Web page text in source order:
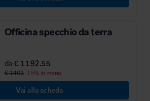
Officina specchio da terra
da€ 1192.55
€ 1403 15% in meno
Vai alla scheda